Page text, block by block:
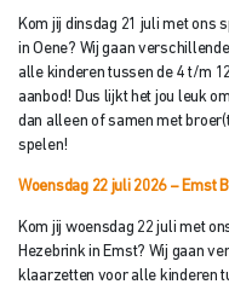
Kom jij dinsdag 21 juli met ons
in Oene? Wij gaan
alle kinderen tussen de 4 t/m
aanbod! Dus lijkt het jou leuk
dan alleen of samen met
spelen!
Woensdag 22 juli 2026 – Emst
Kom jij woensdag 22 juli met
Hezebrink in Emst? Wij gaan
klaarzetten voor alle kinderen